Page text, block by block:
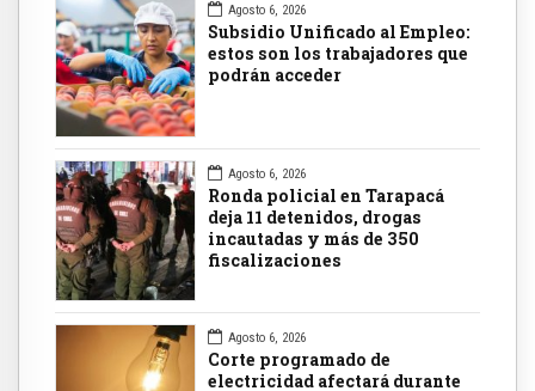
Agosto 6, 2026
Subsidio Unificado al Empleo:
estos son los trabajadores que
podrán acceder
Agosto 6, 2026
Ronda policial en Tarapacá
deja 11 detenidos, drogas
incautadas y más de 350
fiscalizaciones
Agosto 6, 2026
Corte programado de
electricidad afectará durante